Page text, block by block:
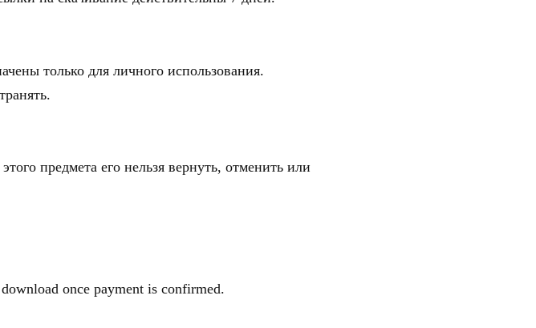
только для личного использования.
предмета его нельзя вернуть, отменить или
once payment is confirmed.